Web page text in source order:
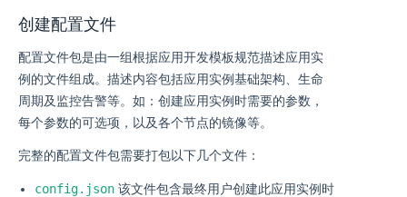
创建配置文件
配置文件包是由一组根据应用开发模板规范描述应用实
例的文件组成。描述内容包括应用实例基础架构、生命
周期及监控告警等。如：创建应用实例时需要的参数，
每个参数的可选项，以及各个节点的镜像等。
完整的配置文件包需要打包以下几个文件：
config.json 该文件包含最终用户创建此应用实例时